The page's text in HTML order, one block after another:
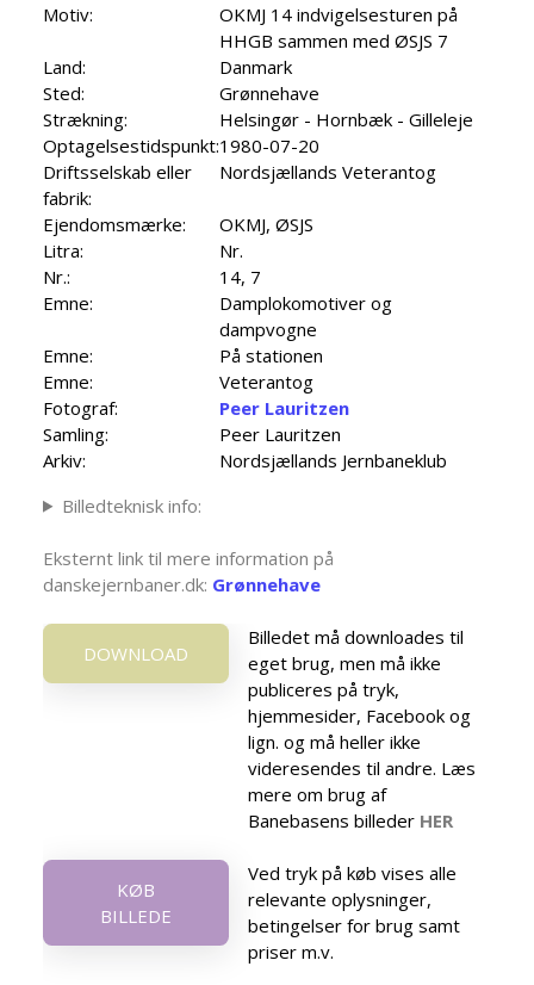
Motiv:
OKMJ 14 indvigelsesturen på
HHGB sammen med ØSJS 7
Land:
Danmark
Sted:
Grønnehave
Strækning:
Helsingør - Hornbæk - Gilleleje
Optagelsestidspunkt:1980-07-20
Driftsselskab eller
fabrik:
Nordsjællands Veterantog
Ejendomsmærke:
OKMJ, ØSJS
Litra:
Nr.
Nr.:
14, 7
Emne:
Damplokomotiver og
dampvogne
Emne:
På stationen
Emne:
Veterantog
Fotograf:
Peer Lauritzen
Samling:
Peer Lauritzen
Arkiv:
Nordsjællands Jernbaneklub
Billedteknisk info:
Eksternt link til mere information på
danskejernbaner.dk: Grønnehave
DOWNLOAD
Billedet må downloades til
eget brug, men må ikke
publiceres på tryk,
hjemmesider, Facebook og
lign. og må heller ikke
videresendes til andre. Læs
mere om brug af
Banebasens billeder HER
KØB
BILLEDE
Ved tryk på køb vises alle
relevante oplysninger,
betingelser for brug samt
priser m.v.